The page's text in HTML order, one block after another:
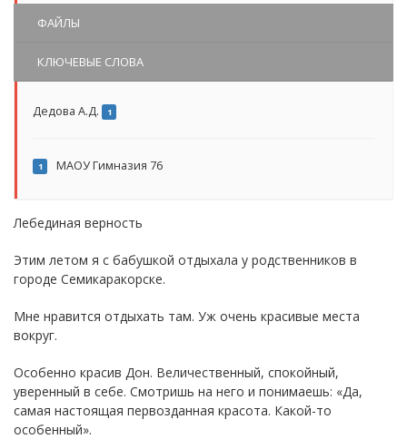
ФАЙЛЫ
КЛЮЧЕВЫЕ СЛОВА
Дедова А.Д. 1
1 МАОУ Гимназия 76
Лебединая верность
Этим летом я с бабушкой отдыхала у родственников в
городе Семикаракорске.
Мне нравится отдыхать там. Уж очень красивые места
вокруг.
Особенно красив Дон. Величественный, спокойный,
уверенный в себе. Смотришь на него и понимаешь: «Да,
самая настоящая первозданная красота. Какой-то
особенный».